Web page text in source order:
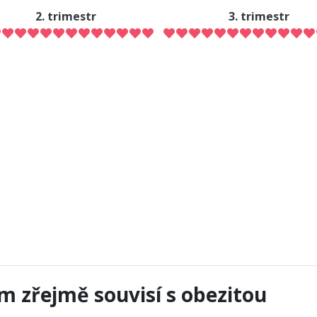
2. trimestr 3. trimestr
zřejmě souvisí s obezitou